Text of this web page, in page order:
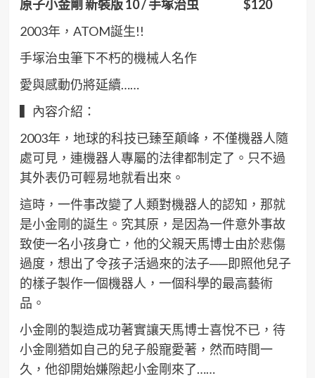
原子小金剛 新裝版 10 /手塚治虫 $120
2003年，ATOM誕生!!
手塚治虫筆下不朽的機械人名作
愛與感動仍將延續……
▍內容介紹：
2003年，地球的科技已臻至顛峰，不僅機器人隨
處可見，連機器人專屬的法律都制定了。只不過
其外表仍可輕易地就看出來。
這時，一件事改變了人類對機器人的認知，那就
是小金剛的誕生。究其原，是因為一件意外事故
致使一名小孩身亡，他的父親天馬博士由於悲傷
過度，想出了令孩子活過來的法子──即照他兒子
的樣子製作一個機器人，一個科學的最高藝術
品。
小金剛的製造成功著實讓天馬博士喜悅不已，待
小金剛猶如自己的兒子般寵愛著，然而時間一
久，他卻開始嫌隙起小金剛來了……